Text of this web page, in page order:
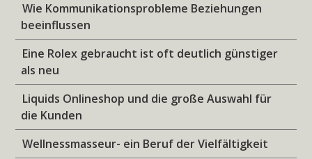
Wie Kommunikationsprobleme Beziehungen
beeinflussen
Eine Rolex gebraucht ist oft deutlich günstiger
als neu
Liquids Onlineshop und die große Auswahl für
die Kunden
Wellnessmasseur- ein Beruf der Vielfältigkeit